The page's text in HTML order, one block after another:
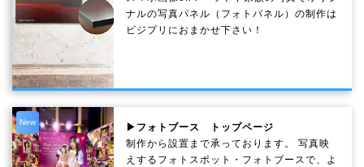
ナルの写真パネル（フォトパネル）の制作は
ビジプリにおまかせ下さい！
New
▶フォトブース トップページ
制作から設置まで承っております。 写真映
えするフォトスポット・フォトブースで、よ